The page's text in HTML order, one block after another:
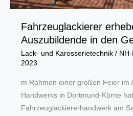
Fahrzeuglackierer
Auszubildende in den
Lack- und Karosserietechnik/
2023
m Rahmen einer großen Feier im
Handwerks in Dortmund-Körne
Fahrzeuglackiererhandwerk am